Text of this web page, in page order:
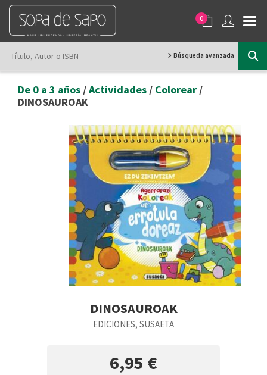
0
Búsqueda avanzada
De 0 a 3 años /Actividades / Colorear /
DINOSAUROAK
DINOSAUROAK
EDICIONES, SUSAETA
6,95 €